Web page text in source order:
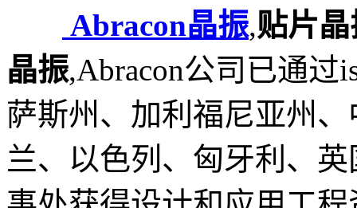
Abracon晶振,贴片
晶振,Abracon公司已通过
萨斯州、加利福尼亚州
兰、以色列、匈牙利、